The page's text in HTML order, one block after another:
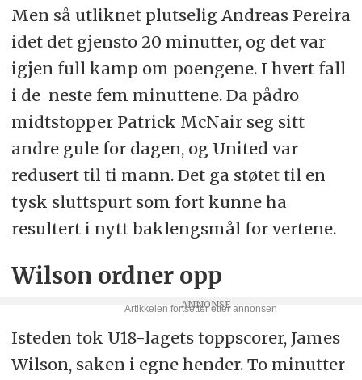
Men så utliknet plutselig Andreas Pereira
idet det gjensto 20 minutter, og det var
igjen full kamp om poengene. I hvert fall
i de neste fem minuttene. Da pådro
midtstopper Patrick McNair seg sitt
andre gule for dagen, og United var
redusert til ti mann. Det ga støtet til en
tysk sluttspurt som fort kunne ha
resultert i nytt baklengsmål for vertene.
Wilson ordner opp
Isteden tok U18-lagets toppscorer, James
Wilson, saken i egne hender. To minutter